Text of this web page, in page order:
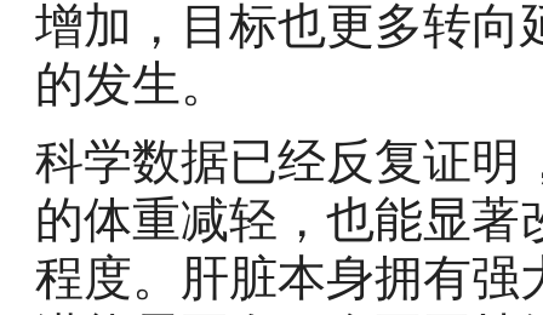
增加，目标也更多转
的发生。
科学数据已经反复证
的体重减轻，也能显
程度。肝脏本身拥有